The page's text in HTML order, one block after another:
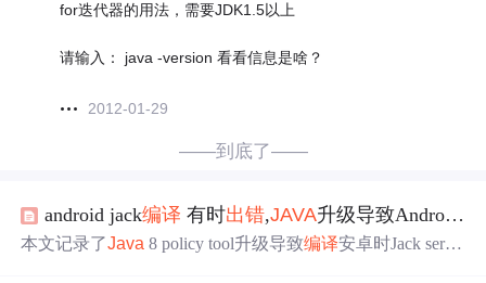
for迭代器的用法，需要JDK1.5以上
请输入： java -version 看看信息是啥？
2012-01-29
——到底了——
android jack编译 有时出错,JAVA升级导致Android 编
本文记录了Java 8 policy tool升级导致编译安卓时Jack serve